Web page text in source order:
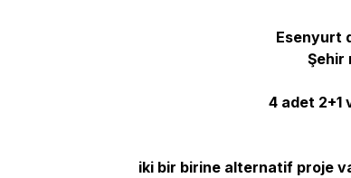
Esenyurt
Şehir
4 adet 2+1
iki bir birine alternatif proje